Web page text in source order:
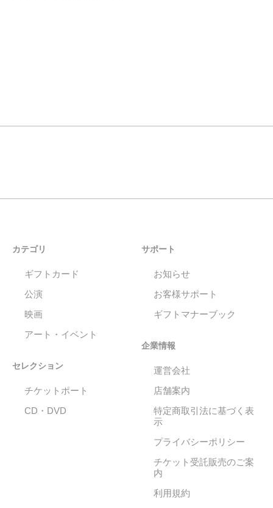
カテゴリ
ギフトカード
公演
映画
アート・イベント
セレクション
チケットポート
CD・DVD
サポート
お知らせ
お客様サポート
ギフトマナーブック
企業情報
運営会社
店舗案内
特定商取引法に基づく表
示
プライバシーポリシー
チケット受託販売のご案
内
利用規約